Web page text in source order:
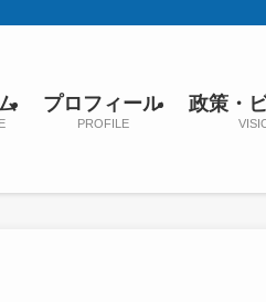
プロフィール
PROFILE
政策・